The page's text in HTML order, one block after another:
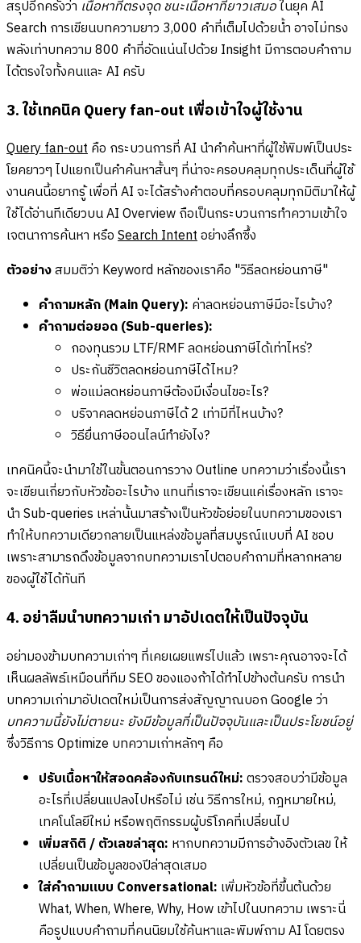
สรุปอีกครั้งว่า เนื้อหาที่ตรงจุด ชนะเนื้อหาที่ยาวเสมอในยุค AI
Search การเขียนบทความยาว 3,000 คำที่เต็มไปด้วยน้ำ อาจไม่ทรง
พลังเท่าบทความ 800 คำที่อัดแน่นไปด้วย Insight มีการตอบคำถาม
ได้ตรงใจทั้งคนและ AI ครับ
3. ใช้เทคนิค Query fan-out เพื่อเข้าใจผู้ใช้งาน
Query fan-outคือ กระบวนการที่ AI นำคำค้นหาที่ผู้ใช้พิมพ์เป็นประ
โยคยาวๆ ไปแยกเป็นคำค้นหาสั้นๆ ที่น่าจะครอบคลุมทุกประเด็นที่ผู้ใช้
งานคนนี้อยากรู้ เพื่อที่ AI จะได้สร้างคำตอบที่ครอบคลุมทุกมิติมาให้ผู้
ใช้ได้อ่านทีเดียวบน AI Overview ถือเป็นกระบวนการทำความเข้าใจ
เจตนาการค้นหา หรือSearch Intentอย่างลึกซึ้ง
ตัวอย่างสมมติว่า Keyword หลักของเราคือ "วิธีลดหย่อนภาษี"
คำถามหลัก (Main Query): ค่าลดหย่อนภาษีมีอะไรบ้าง?
คำถามต่อยอด (Sub-queries):
กองทุนรวม LTF/RMF ลดหย่อนภาษีได้เท่าไหร่?
ประกันชีวิตลดหย่อนภาษีได้ไหม?
พ่อแม่ลดหย่อนภาษีต้องมีเงื่อนไขอะไร?
บริจาคลดหย่อนภาษีได้ 2 เท่ามีที่ไหนบ้าง?
วิธียื่นภาษีออนไลน์ทำยังไง?
เทคนิคนี้จะนำมาใช้ในขั้นตอนการวาง Outline บทความว่าเรื่องนี้เรา
จะเขียนเกี่ยวกับหัวข้ออะไรบ้าง แทนที่เราจะเขียนแค่เรื่องหลัก เราจะ
นำ Sub-queries เหล่านั้นมาสร้างเป็นหัวข้อย่อยในบทความของเรา
ทำให้บทความเดียวกลายเป็นแหล่งข้อมูลที่สมบูรณ์แบบที่ AI ชอบ
เพราะสามารถดึงข้อมูลจากบทความเราไปตอบคำถามที่หลากหลาย
ของผู้ใช้ได้ทันที
4. อย่าลืมนำบทความเก่า มาอัปเดตให้เป็นปัจจุบัน
อย่ามองข้ามบทความเก่าๆ ที่เคยเผยแพร่ไปแล้ว เพราะคุณอาจจะได้
เห็นผลลัพธ์เหมือนที่ทีม SEO ของแองก้าได้ทำไปข้างต้นครับ การนำ
บทความเก่ามาอัปเดตใหม่เป็นการส่งสัญญาณบอก Google ว่า
บทความนี้ยังไม่ตายนะ ยังมีข้อมูลที่เป็นปัจจุบันและเป็นประโยชน์อยู่
ซึ่งวิธีการ Optimize บทความเก่าหลักๆ คือ
ปรับเนื้อหาให้สอดคล้องกับเทรนด์ใหม่:ตรวจสอบว่ามีข้อมูล
อะไรที่เปลี่ยนแปลงไปหรือไม่ เช่น วิธีการใหม่, กฎหมายใหม่,
เทคโนโลยีใหม่ หรือพฤติกรรมผู้บริโภคที่เปลี่ยนไป
เพิ่มสถิติ / ตัวเลขล่าสุด: หากบทความมีการอ้างอิงตัวเลข ให้
เปลี่ยนเป็นข้อมูลของปีล่าสุดเสมอ
ใส่คำถามแบบ Conversational: เพิ่มหัวข้อที่ขึ้นต้นด้วย
What, When, Where, Why, How เข้าไปในบทความ เพราะนี่
คือรูปแบบคำถามที่คนนิยมใช้ค้นหาและพิมพ์ถาม AI โดยตรง